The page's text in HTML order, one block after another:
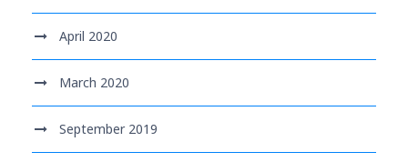
April 2020
March 2020
September 2019